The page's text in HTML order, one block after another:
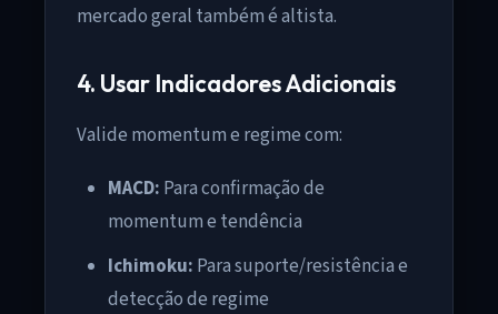
mercado geral também é altista.
4. Usar Indicadores Adicionais
Valide momentum e regime com:
MACD: Para confirmação de
momentum e tendência
Ichimoku: Para suporte/resistência e
detecção de regime